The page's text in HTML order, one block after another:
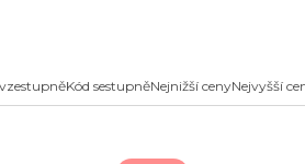
Kód sestupněNejnižší cenyNejvyšší